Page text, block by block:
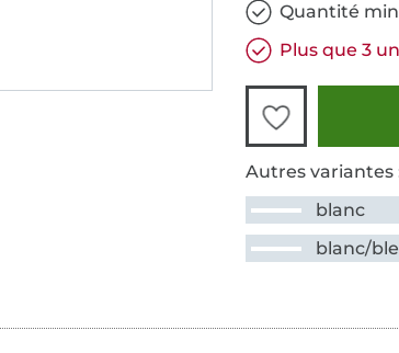
Quantité
Plus que 3
Autres variantes
blanc
blanc/